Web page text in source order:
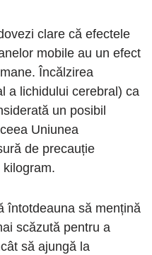
clare că efectele
mobile au un efect
Încălzirea
a lichidului cerebral) ca
un posibil
Uniunea
de precauție
întotdeauna să mențină
scăzută pentru a
să ajungă la